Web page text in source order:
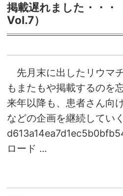
掲載遅れました・・・
Vol.7）
先月末に出したリウマ
もまたもや掲載するの
来年以降も、患者さん向
などの企画を継続してい
ロード ...